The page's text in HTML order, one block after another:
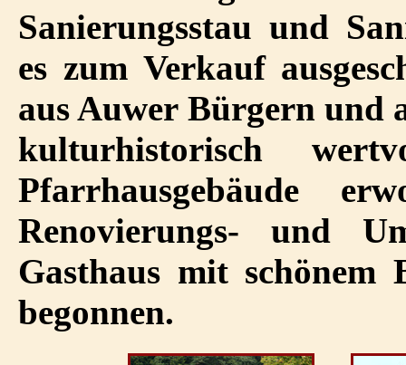
Sanierungsstau und
es zum Verkauf
aus Auwer Bürgern und
kulturhistorisch
Pfarrhausgebäude
Renovierungs- und
Gasthaus mit schönem
begonnen.